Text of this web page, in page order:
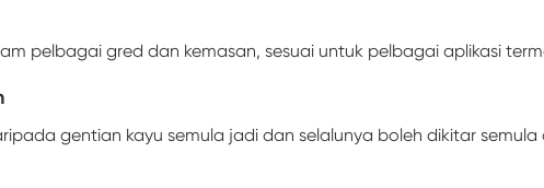
pelbagai gred dan kemasan, sesuai untuk pelbagai aplikasi
gentian kayu semula jadi dan selalunya boleh dikitar